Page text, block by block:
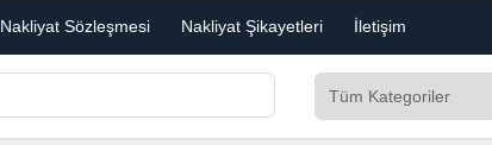
Nakliyat Sözleşmesi Nakliyat Şikayetleri İletişim